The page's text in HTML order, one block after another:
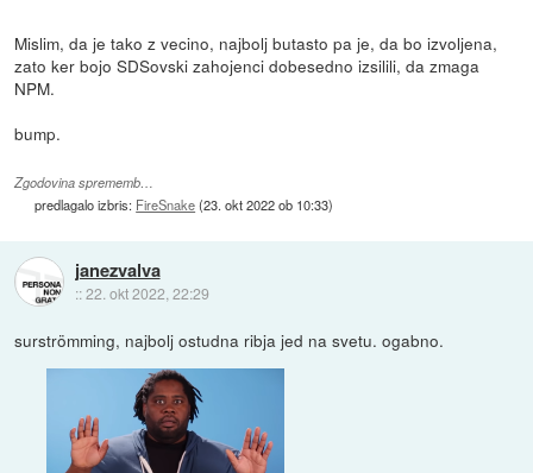
Mislim, da je tako z vecino, najbolj butasto pa je, da bo izvoljena,
zato ker bojo SDSovski zahojenci dobesedno izsilili, da zmaga
NPM.
bump.
Zgodovina sprememb…
predlagalo izbris: FireSnake(23. okt 2022 ob 10:33)
janezvalva
::22. okt 2022, 22:29
surströmming, najbolj ostudna ribja jed na svetu. ogabno.